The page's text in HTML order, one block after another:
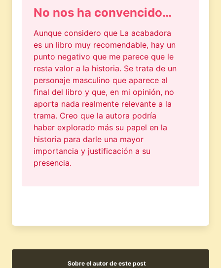
No nos ha convencido…
Aunque considero que La acabadora
es un libro muy recomendable, hay un
punto negativo que me parece que le
resta valor a la historia. Se trata de un
personaje masculino que aparece al
final del libro y que, en mi opinión, no
aporta nada realmente relevante a la
trama. Creo que la autora podría
haber explorado más su papel en la
historia para darle una mayor
importancia y justificación a su
presencia.
Sobre el autor de este post